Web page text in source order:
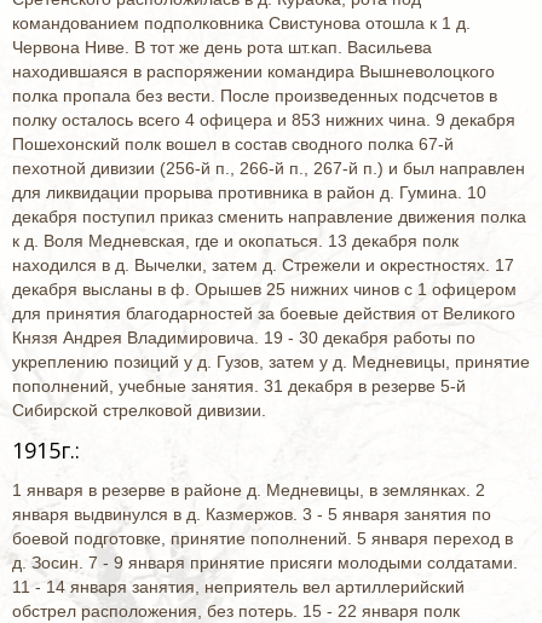
командованием подполковника Свистунова отошла к 1 д.
Червона Ниве. В тот же день рота шт.кап. Васильева
находившаяся в распоряжении командира Вышневолоцкого
полка пропала без вести. После произведенных подсчетов в
полку осталось всего 4 офицера и 853 нижних чина. 9 декабря
Пошехонский полк вошел в состав сводного полка 67-й
пехотной дивизии (256-й п., 266-й п., 267-й п.) и был направлен
для ликвидации прорыва противника в район д. Гумина. 10
декабря поступил приказ сменить направление движения полка
к д. Воля Медневская, где и окопаться. 13 декабря полк
находился в д. Вычелки, затем д. Стрежели и окрестностях. 17
декабря высланы в ф. Орышев 25 нижних чинов с 1 офицером
для принятия благодарностей за боевые действия от Великого
Князя Андрея Владимировича. 19 - 30 декабря работы по
укреплению позиций у д. Гузов, затем у д. Медневицы, принятие
пополнений, учебные занятия. 31 декабря в резерве 5-й
Сибирской стрелковой дивизии.
1915г.:
1 января в резерве в районе д. Медневицы, в землянках. 2
января выдвинулся в д. Казмержов. 3 - 5 января занятия по
боевой подготовке, принятие пополнений. 5 января переход в
д. Зосин. 7 - 9 января принятие присяги молодыми солдатами.
11 - 14 января занятия, неприятель вел артиллерийский
обстрел расположения, без потерь. 15 - 22 января полк